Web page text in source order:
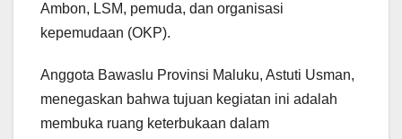
Ambon, LSM, pemuda, dan organisasi
kepemudaan (OKP).
Anggota Bawaslu Provinsi Maluku, Astuti Usman,
menegaskan bahwa tujuan kegiatan ini adalah
membuka ruang keterbukaan dalam